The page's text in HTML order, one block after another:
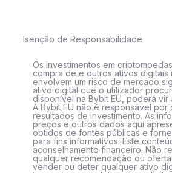
Isenção de Responsabilidade
Os investimentos em
compra de e outros ativos digitais
envolvem um risco de mercado
ativo digital que o utilizador
disponível na Bybit EU, poderá vir
A Bybit EU não é responsável por
resultados de investimento. As
preços e outros dados aqui
obtidos de fontes públicas e
para fins informativos. Este
aconselhamento financeiro. Não
qualquer recomendação ou oferta
vender ou deter qualquer ativo